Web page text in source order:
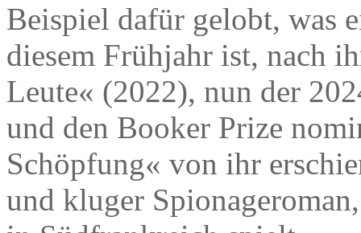
Beispiel dafür gelobt, was
diesem Frühjahr ist, nach
Leute« (2022), nun der
und den Booker Prize
Schöpfung« von ihr
und kluger